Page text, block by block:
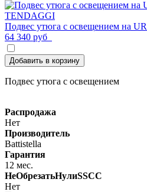
Подвес утюга с освещением на
64 340 руб
Добавить в корзину
Подвес утюга с освещением
Распродажа
Нет
Производитель
Battistella
Гарантия
12 мес.
НеОбрезатьНулиSSCC
Нет